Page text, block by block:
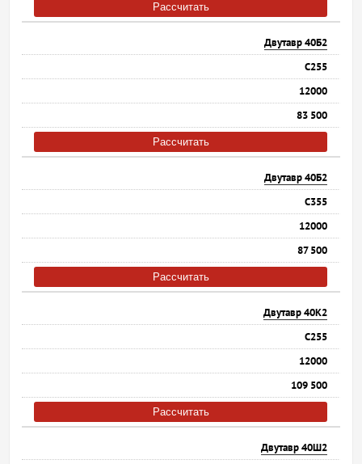
Рассчитать
Двутавр 40Б2
С255
12000
83 500
Рассчитать
Двутавр 40Б2
С355
12000
87 500
Рассчитать
Двутавр 40К2
С255
12000
109 500
Рассчитать
Двутавр 40Ш2